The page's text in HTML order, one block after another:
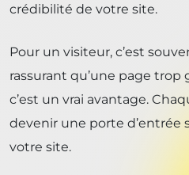
crédibilité de votre site.
Pour un visiteur, c’est
rassurant qu’une page trop
c’est un vrai avantage.
devenir une porte d’entrée
votre site.